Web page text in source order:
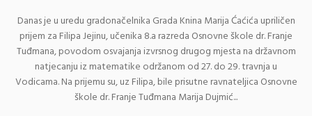
Danas je u uredu gradonačelnika Grada Knina Marija Ćaćića upriličen
prijem za Filipa Jejinu, učenika 8.a razreda Osnovne škole dr. Franje
Tuđmana, povodom osvajanja izvrsnog drugog mjesta na državnom
natjecanju iz matematike održanom od 27. do 29. travnja u
Vodicama. Na prijemu su, uz Filipa, bile prisutne ravnateljica Osnovne
škole dr. Franje Tuđmana Marija Dujmić...